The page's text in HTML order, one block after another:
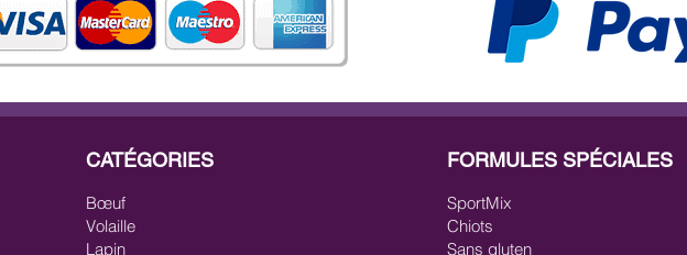
CATÉGORIES
Bœuf
Volaille
Lapin
FORMULES SPÉCIALES
SportMix
Chiots
Sans gluten